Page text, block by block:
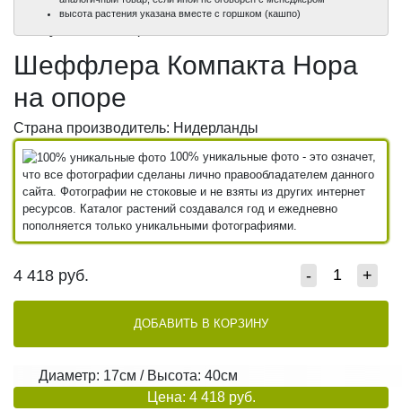
100%
100%
высота растения указана вместе с горшком (кашпо)
Шеффлера Компакта Нора
на опоре
Страна производитель: Нидерланды
100% уникальные фото - это означет,
что все фотографии сделаны лично правообладателем данного
сайта. Фотографии не стоковые и не взяты из других интернет
ресурсов. Каталог растений создавался год и ежедневно
пополняется только уникальными фотографиями.
4 418 руб. - +
ДОБАВИТЬ В КОРЗИНУ
Диаметр: 17см / Высота: 40см
Цена: 4 418 руб.